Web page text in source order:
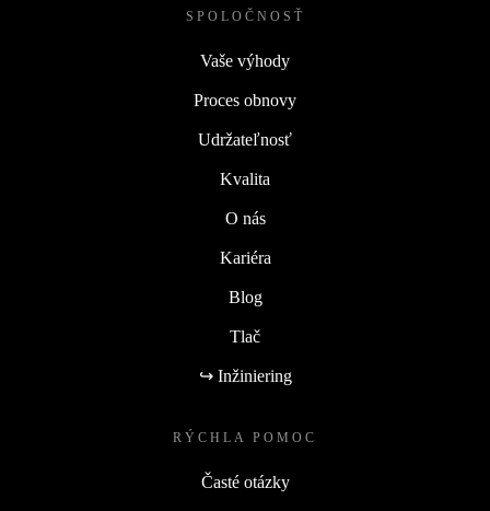
SPOLOČNOSŤ
Vaše výhody
Proces obnovy
Udržateľnosť
Kvalita
O nás
Kariéra
Blog
Tlač
↪ Inžiniering
RÝCHLA POMOC
Časté otázky